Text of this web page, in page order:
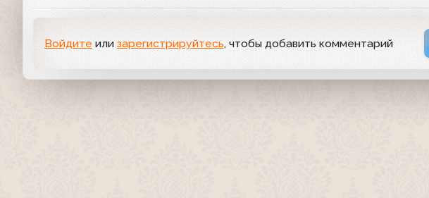
Войдите или зарегистрируйтесь, чтобы добавить комментарий